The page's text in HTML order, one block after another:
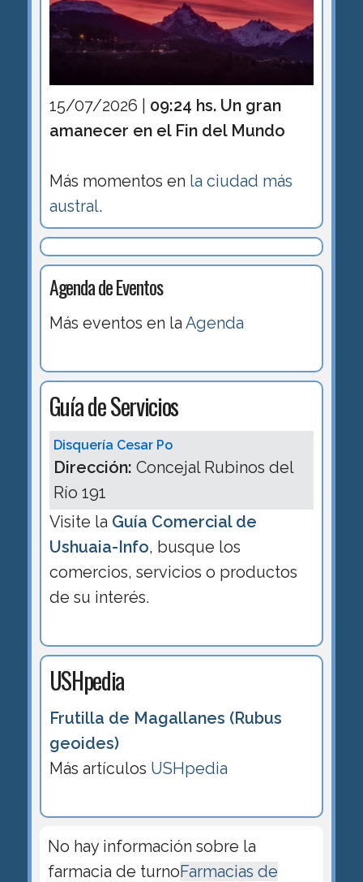
15/07/2026 | 09:24 hs. Un gran
amanecer en el Fin del Mundo
Más momentos en la ciudad más
austral.
Agenda de Eventos
Más eventos en la Agenda
Guía de Servicios
Disquería Cesar Po
Dirección: Concejal Rubinos del
Río 191
Visite la Guía Comercial de
Ushuaia-Info, busque los
comercios, servicios o productos
de su interés.
USHpedia
Frutilla de Magallanes (Rubus
geoides)
Más artículos USHpedia
No hay información sobre la
farmacia de turnoFarmacias de